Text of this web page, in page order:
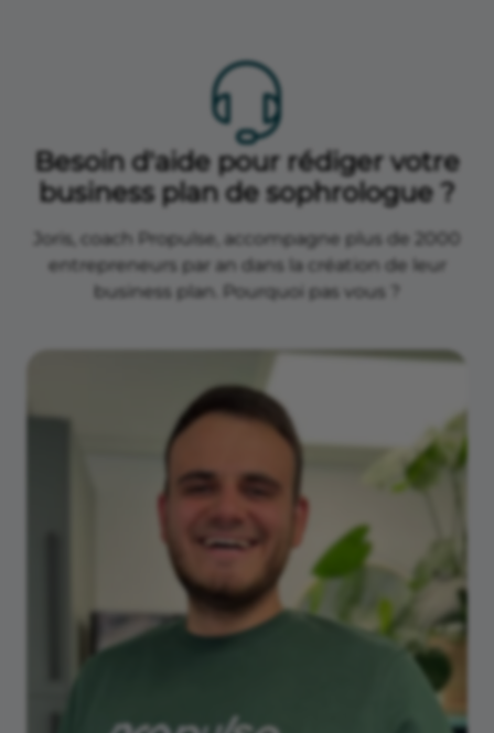
Besoin d'aide pour rédiger votre
business plan de sophrologue ?
Joris, coach Propulse, accompagne plus de 2000
entrepreneurs par an dans la création de leur
business plan. Pourquoi pas vous ?